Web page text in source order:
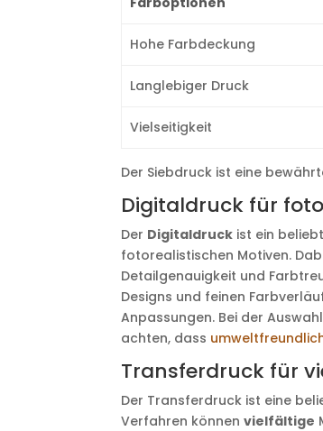
Hohe Farbdeckung
Langlebiger Druck
Vielseitigkeit
Der Siebdruck ist eine
Digitaldruck für
Der Digitaldruck ist ein
fotorealistischen Motiven.
Detailgenauigkeit und
Designs und feinen
Anpassungen. Bei der
achten, dass
Transferdruck für
Der Transferdruck ist eine
Verfahren könnenvielfältige